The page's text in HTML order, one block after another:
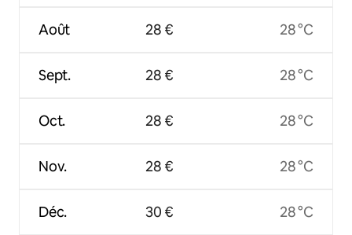
Août
Sept.
Oct.
Nov.
Déc.
28 €
28 €
28 €
28 €
30 €
28 °C
28 °C
28 °C
28 °C
28 °C